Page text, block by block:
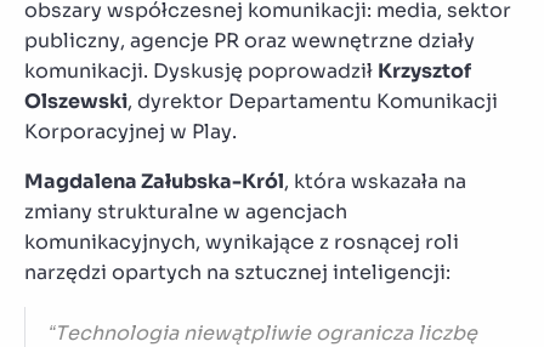
obszary współczesnej komunikacji: media, sektor
publiczny, agencje PR oraz wewnętrzne działy
komunikacji. Dyskusję poprowadził Krzysztof
Olszewski, dyrektor Departamentu Komunikacji
Korporacyjnej w Play.
Magdalena Załubska-Król, która wskazała na
zmiany strukturalne w agencjach
komunikacyjnych, wynikające z rosnącej roli
narzędzi opartych na sztucznej inteligencji:
“Technologia niewątpliwie ogranicza liczbę